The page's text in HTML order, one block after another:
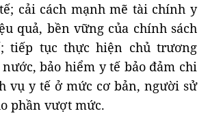
cải cách mạnh mẽ tài chính y
quả, bền vững của chính sách
tiếp tục thực hiện chủ trương
bảo hiểm y tế bảo đảm chi
vụ y tế ở mức cơ bản, người sử
phần vượt mức.